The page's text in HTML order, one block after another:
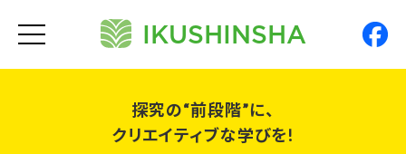
t
o
g
IKUSHINSHA
探究の“前段階”に、
クリエイティブな学びを!